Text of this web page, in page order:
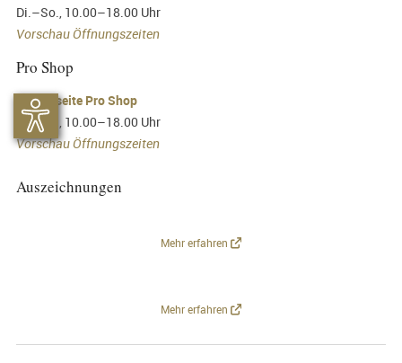
Di.–So., 10.00–18.00 Uhr
Vorschau Öffnungszeiten
Pro Shop
►Webseite Pro Shop
Di.–So., 10.00–18.00 Uhr
Vorschau Öffnungszeiten
Auszeichnungen
Mehr erfahren
Mehr erfahren